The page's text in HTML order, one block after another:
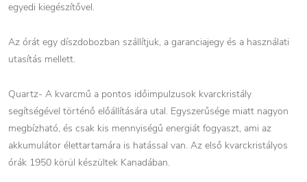
egyedi kiegészítővel.
Az órát egy díszdobozban szállítjuk, a garanciajegy és a használati
utasítás mellett.
Quartz- A kvarcmű a pontos időimpulzusok kvarckristály
segítségével történő előállítására utal. Egyszerűsége miatt nagyon
megbízható, és csak kis mennyiségű energiát fogyaszt, ami az
akkumulátor élettartamára is hatással van. Az első kvarckristályos
órák 1950 körül készültek Kanadában.